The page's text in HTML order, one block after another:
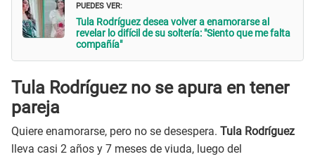
PUEDES VER:
Tula Rodríguez desea volver a enamorarse al
revelar lo difícil de su soltería: "Siento que me falta
compañía"
Tula Rodríguez no se apura en tener
pareja
Quiere enamorarse, pero no se desespera. Tula Rodríguez
lleva casi 2 años y 7 meses de viuda, luego del